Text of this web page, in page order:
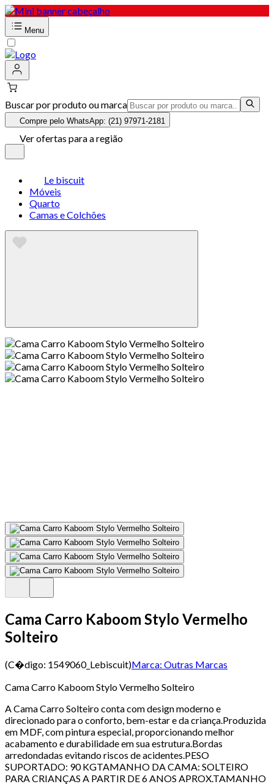
Menu
Buscar por produto ou marca
Compre pelo WhatsApp: (21) 97971-2181
Ver ofertas para a região
Le biscuit
Móveis
Quarto
Camas e Colchões
Cama Carro Kaboom Stylo Vermelho
Solteiro
(C�digo: 1549060_Lebiscuit)Marca: Outras Marcas
Cama Carro Kaboom Stylo Vermelho Solteiro
A Cama Carro Solteiro conta com design moderno e
direcionado para o conforto, bem-estar e da criança.Produzida
em MDF, com pintura especial, proporcionando melhor
acabamento e durabilidade em sua estrutura.Bordas
arredondadas evitando riscos de acidentes.PESO
SUPORTADO: 90 KGTAMANHO DA CAMA: SOLTEIRO
PARA CRIANÇAS A PARTIR DE 6 ANOS APROX.TAMANHO